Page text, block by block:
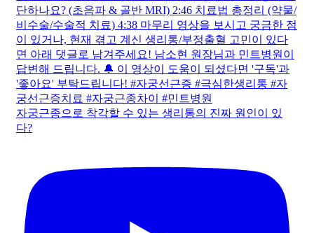
풍선처럼 커진 투석혈관이 터지기 전 보내는 위험신호